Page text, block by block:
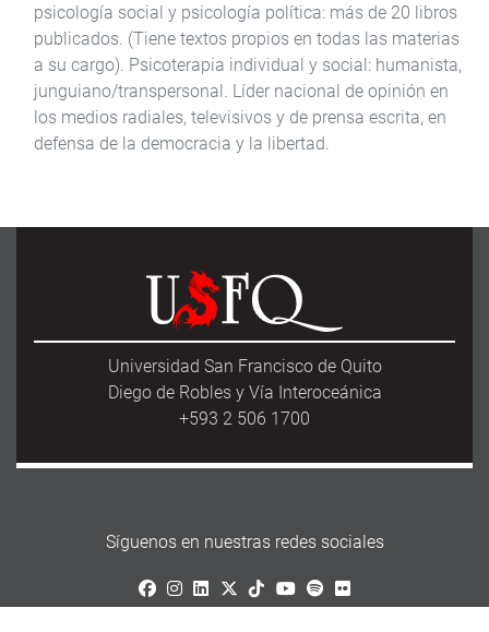
psicología social y psicología política: más de 20 libros
publicados. (Tiene textos propios en todas las materias
a su cargo). Psicoterapia individual y social: humanista,
junguiano/transpersonal. Líder nacional de opinión en
los medios radiales, televisivos y de prensa escrita, en
defensa de la democracia y la libertad.
Universidad San Francisco de Quito
Diego de Robles y Vía Interoceánica
+593 2 506 1700
Síguenos en nuestras redes sociales